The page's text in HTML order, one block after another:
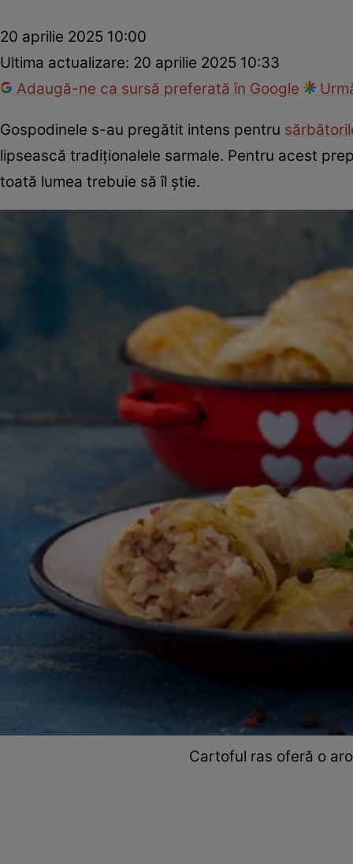
20 aprilie 2025 10:00
Ultima actualizare: 20 aprilie 2025 10:33
Adaugă-ne ca sursă preferată în Google
Gospodinele s-au pregătit intens pentru
lipsească tradiționalele sarmale. Pentru acest
toată lumea trebuie să îl știe.
Cartoful ras oferă o